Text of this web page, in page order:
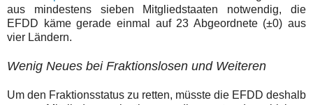
aus mindestens sieben Mitgliedstaaten notwendig, die
EFDD käme gerade einmal auf 23 Abgeordnete (±0) aus
vier Ländern.
Wenig Neues bei Fraktionslosen und Weiteren
Um den Fraktionsstatus zu retten, müsste die EFDD deshalb